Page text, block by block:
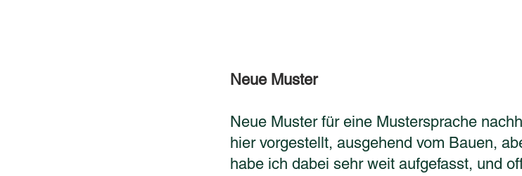
Neue Muster
Neue Muster für eine Mustersprache
hier vorgestellt, ausgehend vom Bauen,
habe ich dabei sehr weit aufgefasst, und